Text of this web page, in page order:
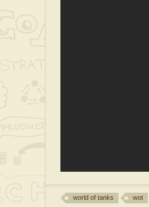
world of tanks wot